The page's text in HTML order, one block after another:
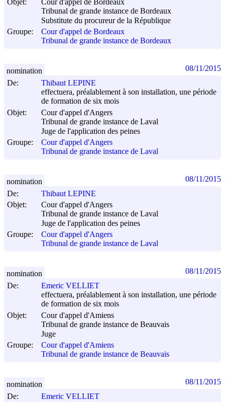
Objet:
Cour d'appel de Bordeaux
Tribunal de grande instance de Bordeaux
Substitute du procureur de la République
Groupe:
Cour d'appel de Bordeaux
Tribunal de grande instance de Bordeaux
De:
Thibaut LEPINE
effectuera, préalablement à son installation, une période
de formation de six mois
Objet:
Cour d'appel d'Angers
Tribunal de grande instance de Laval
Juge de l'application des peines
Groupe:
Cour d'appel d'Angers
Tribunal de grande instance de Laval
nomination 08/11/2015
De:
Thibaut LEPINE
Objet:
Cour d'appel d'Angers
Tribunal de grande instance de Laval
Juge de l'application des peines
Groupe:
Cour d'appel d'Angers
Tribunal de grande instance de Laval
nomination 08/11/2015
De:
Emeric VELLIET
effectuera, préalablement à son installation, une période
de formation de six mois
Objet:
Cour d'appel d'Amiens
Tribunal de grande instance de Beauvais
Juge
Groupe:
Cour d'appel d'Amiens
Tribunal de grande instance de Beauvais
nomination 08/11/2015
De:
Emeric VELLIET
nomination 08/11/2015